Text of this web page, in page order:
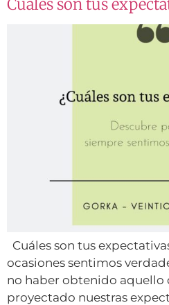
Cuáles son tus
ocasiones sentimos
no haber obtenido aquello
proyectado nuestras